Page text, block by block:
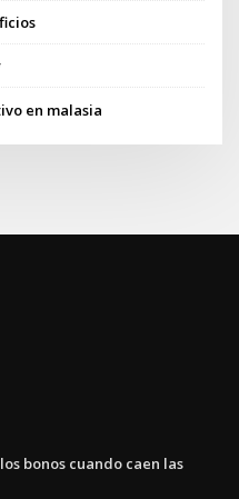
en malasia
bonos cuando caen las